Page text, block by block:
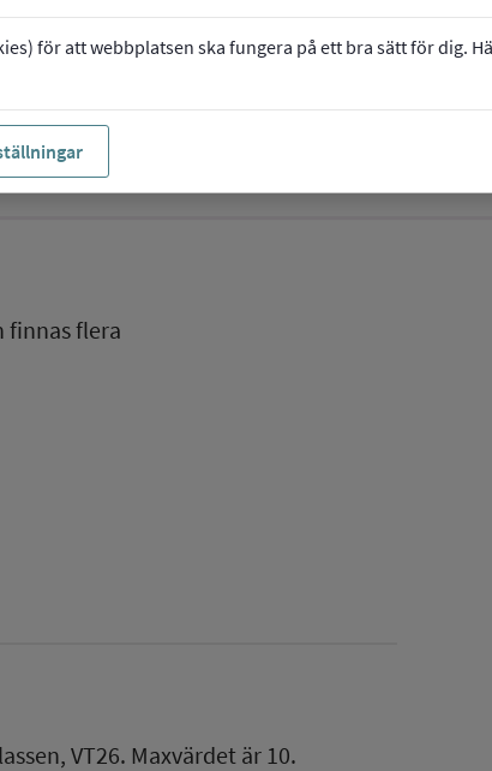
för att webbplatsen ska fungera på ett bra sätt för dig.
finnas flera
VT26. Maxvärdet är 10.